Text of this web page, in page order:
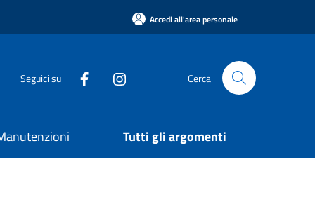
Accedi all'area personale
Seguici su Cerca
Tutti gli argomenti